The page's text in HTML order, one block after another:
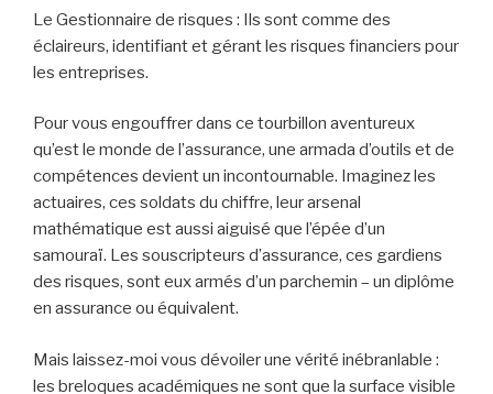
plateau de jeu est vaste, mais permettez-moi de mettre
en lumière quelques pièces clés :
statistiques, ces professionnels calculent et gèrent les
risques financiers. Ils sont comme des tailleurs, dessinant
et tarifant les polices d’assurance avec leurs outils
mathématiques.
Le Souscripteur d’assurance : Ils sont les juges du jeu,
évaluant les risques et prenant les décisions concernant
la couverture à accorder à une personne ou à une
L’Agent/Broker d’assurance : Ce sont les messagers et